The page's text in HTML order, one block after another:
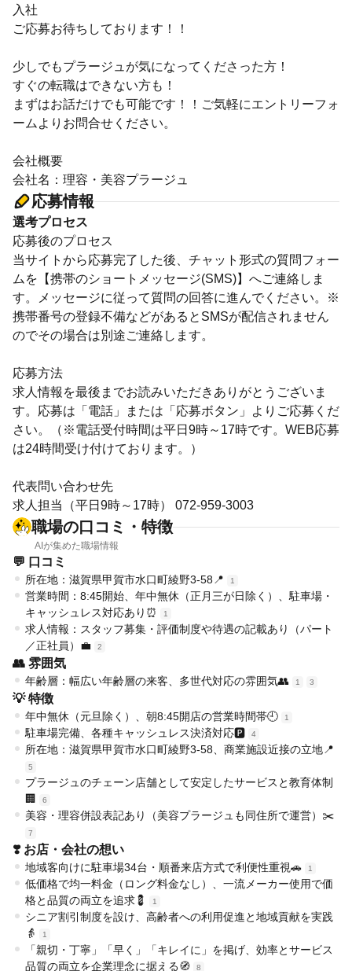
入社
ご応募お待ちしております！！
少しでもプラージュが気になってくださった方！
すぐの転職はできない方も！
まずはお話だけでも可能です！！ご気軽にエントリーフォ
ームよりお問合せください。
会社概要
会社名：理容・美容プラージュ
応募情報
選考プロセス
応募後のプロセス
当サイトから応募完了した後、チャット形式の質問フォー
ムを【携帯のショートメッセージ(SMS)】へご連絡しま
す。メッセージに従って質問の回答に進んでください。※
携帯番号の登録不備などがあるとSMSが配信されません
のでその場合は別途ご連絡します。
応募方法
求人情報を最後までお読みいただきありがとうございま
す。応募は「電話」または「応募ボタン」よりご応募くだ
さい。（※電話受付時間は平日9時～17時です。WEB応募
は24時間受け付けております。）
代表問い合わせ先
求人担当（平日9時～17時） 072-959-3003
職場の口コミ・特徴
AIが集めた職場情報
💬 口コミ
所在地：滋賀県甲賀市水口町綾野3-58📍 1
営業時間：8:45開始、年中無休（正月三が日除く）、駐車場・
キャッシュレス対応あり⏰
1
求人情報：スタッフ募集・評価制度や待遇の記載あり（パート
／正社員）💼
2
👥 雰囲気
年齢層：幅広い年齢層の来客、多世代対応の雰囲気👥 1 3
💡 特徴
年中無休（元旦除く）、朝8:45開店の営業時間帯🕘 1
駐車場完備、各種キャッシュレス決済対応🅿️ 4
所在地：滋賀県甲賀市水口町綾野3-58、商業施設近接の立地📍
5
プラージュのチェーン店舗として安定したサービスと教育体制
🏢
6
美容・理容併設表記あり（美容プラージュも同住所で運営）✂️
7
❣️ お店・会社の想い
地域客向けに駐車場34台・順番来店方式で利便性重視🚗 1
低価格で均一料金（ロング料金なし）、一流メーカー使用で価
格と品質の両立を追求💈
1
シニア割引制度を設け、高齢者への利用促進と地域貢献を実践
👵
1
「親切・丁寧」「早く」「キレイに」を掲げ、効率とサービス
品質の両立を企業理念に据える🧭
8